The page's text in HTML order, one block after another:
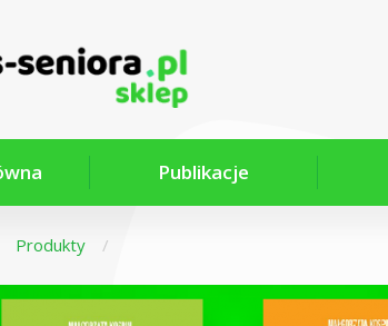
Publikacje
seniorach
Produkty